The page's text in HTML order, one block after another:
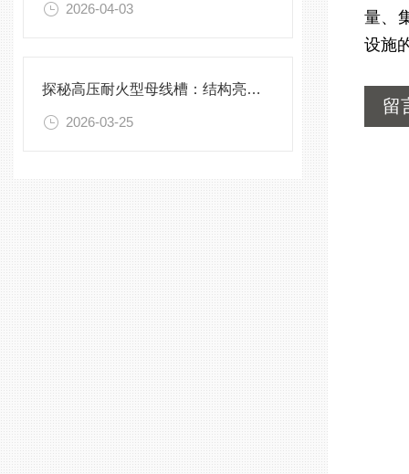
2026-04-03
探秘高压耐火型母线槽：结构亮点与实用效能
2026-03-25
量、
设施
留